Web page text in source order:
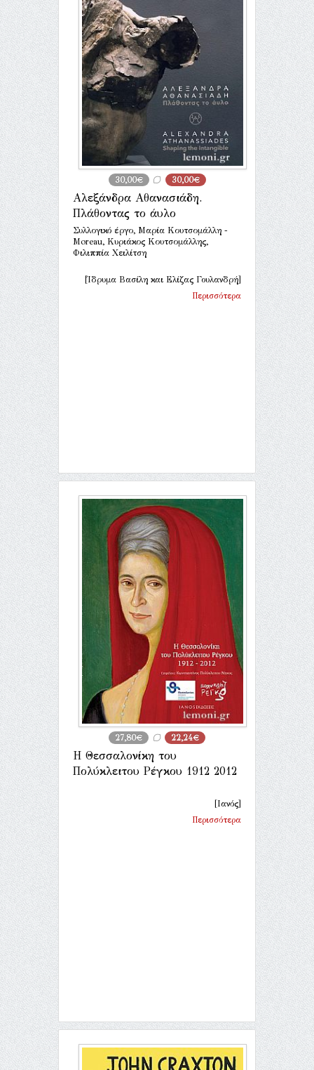
30,00€ 30,00€
Αλεξάνδρα Αθανασιάδη.
Πλάθοντας το άυλο
Συλλογικό έργο, Μαρία Κουτσομάλλη -
Moreau, Κυριάκος Κουτσομάλλης,
Φιλιππία Χειλίτση
[Ίδρυμα Βασίλη και Ελίζας Γουλανδρή]
Περισσότερα
27,80€ 22,24€
Η Θεσσαλονίκη του
Πολύκλειτου Ρέγκου 1912 2012
[Ιανός]
Περισσότερα